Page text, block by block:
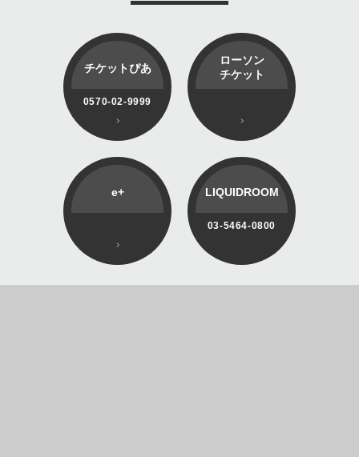
チケットぴあ
0570-02-9999
ローソン
チケット
e+ LIQUIDROOM
03-5464-0800